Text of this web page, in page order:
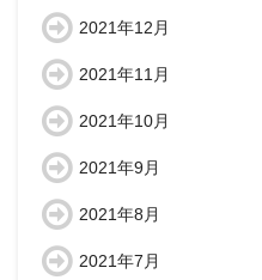
2021年12月
2021年11月
2021年10月
2021年9月
2021年8月
2021年7月